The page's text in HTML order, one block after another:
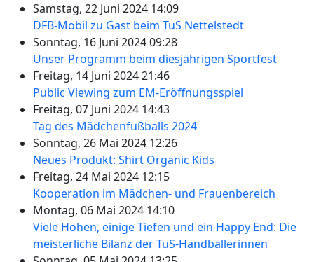
Samstag, 22 Juni 2024 14:09
DFB-Mobil zu Gast beim TuS Nettelstedt
Sonntag, 16 Juni 2024 09:28
Unser Programm beim diesjährigen Sportfest
Freitag, 14 Juni 2024 21:46
Public Viewing zum EM-Eröffnungsspiel
Freitag, 07 Juni 2024 14:43
Tag des Mädchenfußballs 2024
Sonntag, 26 Mai 2024 12:26
Neues Produkt: Shirt Organic Kids
Freitag, 24 Mai 2024 12:15
Kooperation im Mädchen- und Frauenbereich
Montag, 06 Mai 2024 14:10
Viele Höhen, einige Tiefen und ein Happy End: Die
meisterliche Bilanz der TuS-Handballerinnen